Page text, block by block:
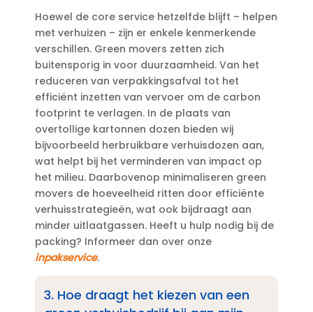
Hoewel de core service hetzelfde blijft – helpen
met verhuizen – zijn er enkele kenmerkende
verschillen.​ Green movers zetten zich
buitensporig in voor duurzaamheid.​ Van het
reduceren van verpakkingsafval tot het
efficiënt inzetten van vervoer om de carbon
footprint te verlagen.​ In de plaats van
overtollige kartonnen dozen bieden wij
bijvoorbeeld herbruikbare verhuisdozen aan,
wat helpt bij het verminderen van impact op
het milieu.​ Daarbovenop minimaliseren green
movers de hoeveelheid ritten door efficiënte
verhuisstrategieën, wat ook bijdraagt aan
minder uitlaatgassen.​ Heeft u hulp nodig bij de
packing? Informeer dan over onze
inpakservice.​
3.​ Hoe draagt het kiezen van een